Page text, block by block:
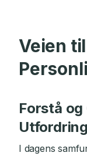
Veien
Forstå
I dagens